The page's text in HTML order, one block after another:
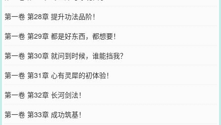
第一卷 第28章 提升功法品阶！
第一卷 第29章 都是好东西，都想要！
第一卷 第30章 就问到时候，谁能挡我？
第一卷 第31章 心有灵犀的初体验！
第一卷 第32章 长河剑法！
第一卷 第33章 成功筑基！